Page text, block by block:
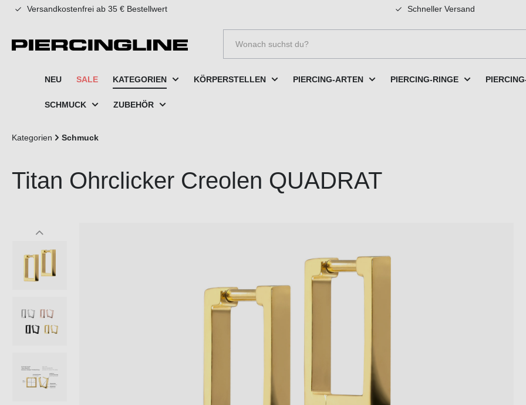
springen Zur Hauptnavigation springen
Versandkostenfrei ab 35 € Bestellwert Schneller Versand
NEU SALE KATEGORIEN KÖRPERSTELLEN PIERCING-ARTEN PIERCING-RINGE
SCHMUCK ZUBEHÖR
Kategorien Schmuck
Titan Ohrclicker Creolen QUADRAT